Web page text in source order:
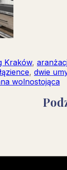
Kraków,
, dwie
wolnostojąca